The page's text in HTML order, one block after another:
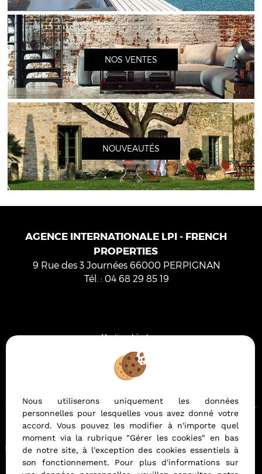
NOS VENTES
NOUVEAUTÉS
AGENCE INTERNATIONALE LPI - FRENCH
PROPERTIES
9 Rue des 3 Journées 66000 PERPIGNAN
Tél. : 04 68 29 85 19
Mentions Légales
Gérer les cookies
Notre barème d'honoraires
Afin de vous offrir un confort de lecture permanent, depuis
votre PC, votre tablette ou votre smartphone, notre site
s'adapte automatiquement aux différents types d'écrans
Nous utiliserons uniquement les données
personnelles pour lesquelles vous avez donné votre
accord. Vous pouvez les modifier à n'importe quel
moment via la rubrique "Gérer les cookies" en bas
de notre site, à l'exception des cookies essentiels à
son fonctionnement. Pour plus d'informations sur